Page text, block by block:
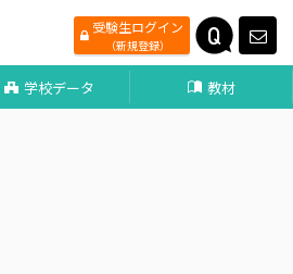
受験生ログイン
（新規登録）
学校データ 教材